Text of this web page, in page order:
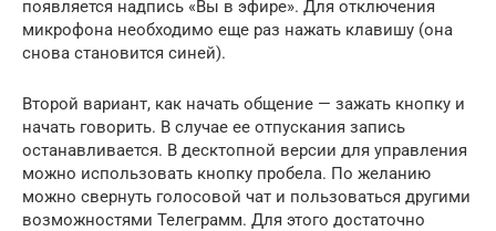
появляется надпись «Вы в эфире». Для отключения
микрофона необходимо еще раз нажать клавишу (она
снова становится синей).
Второй вариант, как начать общение — зажать кнопку и
начать говорить. В случае ее отпускания запись
останавливается. В десктопной версии для управления
можно использовать кнопку пробела. По желанию
можно свернуть голосовой чат и пользоваться другими
возможностями Телеграмм. Для этого достаточно